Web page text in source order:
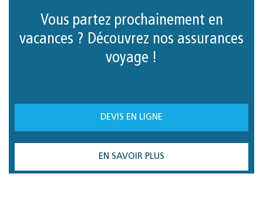
Vous partez prochainement en
vacances ? Découvrez nos assurances
voyage !
DEVIS EN LIGNE
EN SAVOIR PLUS